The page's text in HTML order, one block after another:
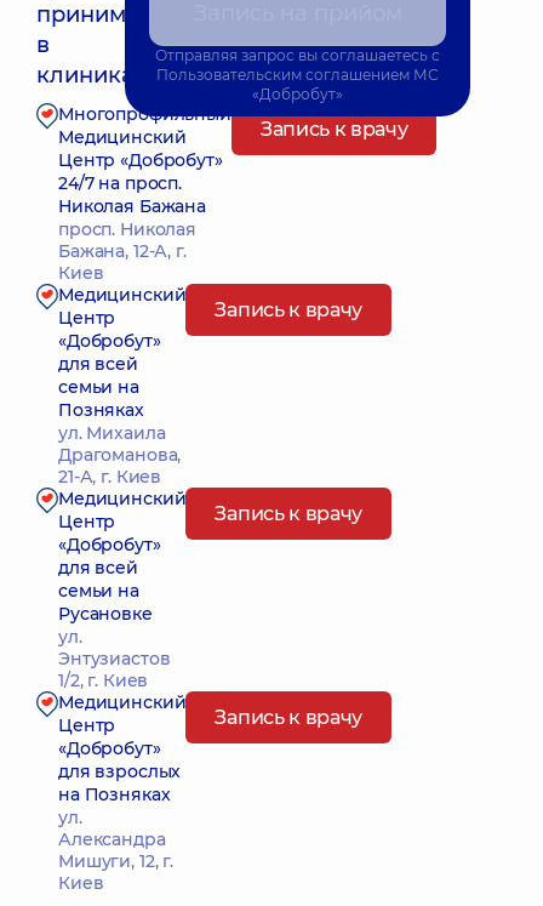
принимает
в
клиниках:
Ближайшее время приема: 10.08.2026 8:45
Многопрофильный
Медицинский
Центр «Добробут»
24/7 на просп.
Николая Бажана
просп. Николая
Бажана, 12-А, г.
Киев
Запись к врачу
Медицинский
Центр
«Добробут»
для всей
семьи на
Позняках
ул. Михаила
Драгоманова,
21-А, г. Киев
Запись к врачу
Медицинский
Центр
«Добробут»
для всей
семьи на
Русановке
ул.
Энтузиастов
1/2, г. Киев
Запись к врачу
Медицинский
Центр
«Добробут»
для взрослых
на Позняках
ул.
Александра
Мишуги, 12, г.
Киев
Запись к врачу
Отправляя запрос вы соглашаетесь с
Пользовательским соглашением МС
«Добробут»